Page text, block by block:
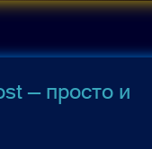
— просто и